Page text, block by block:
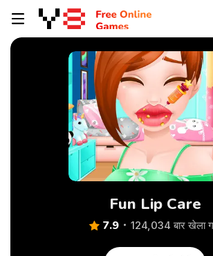
Fun Lip Care
7.9 124,034 बार खेला